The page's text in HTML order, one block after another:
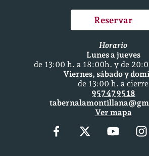
Reservar
Horario
Lunes a jueves
de 13:00 h. a 18:00h. y de
Viernes, sábado y
de 13:00 h. a cierre
957 47 95 18
Ver mapa